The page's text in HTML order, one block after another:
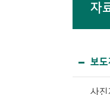
자
보도
사진